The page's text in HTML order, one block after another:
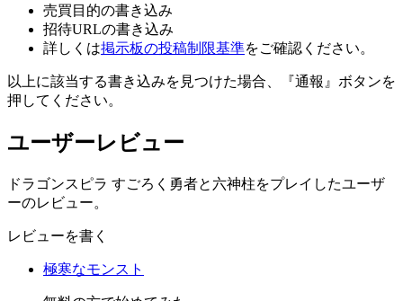
売買目的の書き込み
招待URLの書き込み
詳しくは掲示板の投稿制限基準をご確認ください。
以上に該当する書き込みを見つけた場合、
『通報』ボタンを
押してください。
ユーザーレビュー
ドラゴンスピラ すごろく勇者と六神柱をプレイしたユーザ
ーのレビュー。
レビューを書く
極寒なモンスト